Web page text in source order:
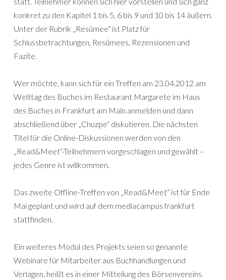
konkret zu den Kapitel 1 bis 5, 6 bis 9 und 10 bis 14 äußern.
Unter der Rubrik „Resümee“ ist Platz für
Schlussbetrachtungen, Resümees, Rezensionen und
Fazite.
Wer möchte, kann sich für ein Treffen am 23.04.2012 am
Welttag des Buches im Restaurant Margarete im Haus
des Buches in Frankfurt am Main anmelden und dann
abschließend über „Chuzpe“ diskutieren. Die nächsten
Titel für die Online-Diskussionen werden von den
„Read&Meet“-Teilnehmern vorgeschlagen und gewählt –
jedes Genre ist willkommen.
Das zweite Offline-Treffen von „Read&Meet“ ist für Ende
Mai geplant und wird auf dem mediacampus frankfurt
stattfinden.
Ein weiteres Modul des Projekts seien so genannte
Webinare für Mitarbeiter aus Buchhandlungen und
Verlagen, heißt es in einer Mitteilung des Börsenvereins.